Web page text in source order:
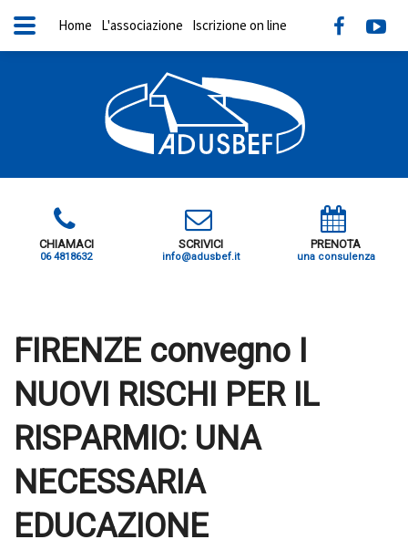
CHIAMACI
06 4818632
SCRIVICI
info@adusbef.it
PRENOTA
una consulenza
Home L'associazione Iscrizione on line
FIRENZE convegno I
NUOVI RISCHI PER IL
RISPARMIO: UNA
NECESSARIA
EDUCAZIONE